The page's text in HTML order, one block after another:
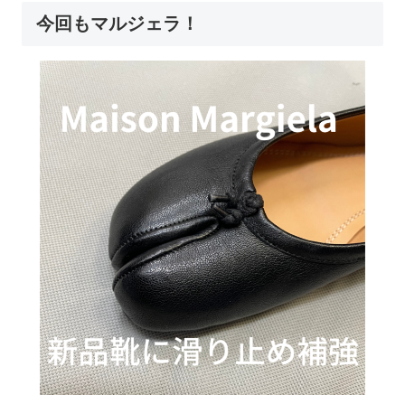
今回もマルジェラ！